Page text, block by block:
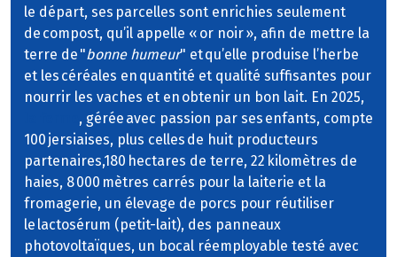
le départ, ses parcelles sont enrichies seulement
de compost, qu’il appelle « or noir », afin de mettre la
terre de "bonne humeur" et qu’elle produise l’herbe
et les céréales en quantité et qualité suffisantes pour
nourrir les vaches et en obtenir un bon lait. En 2025,
, gérée avec passion par ses enfants, compte
100 jersiaises, plus celles de huit producteurs
partenaires,180 hectares de terre, 22 kilomètres de
haies, 8 000 mètres carrés pour la laiterie et la
fromagerie, un élevage de porcs pour réutiliser
le lactosérum (petit-lait), des panneaux
photovoltaïques, un bocal réemployable testé avec